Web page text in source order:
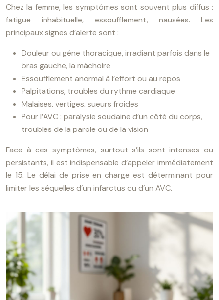
Chez la femme, les symptômes sont souvent plus diffus :
fatigue inhabituelle, essoufflement, nausées. Les
principaux signes d’alerte sont :
Douleur ou gêne thoracique, irradiant parfois dans le
bras gauche, la mâchoire
Essoufflement anormal à l’effort ou au repos
Palpitations, troubles du rythme cardiaque
Malaises, vertiges, sueurs froides
Pour l’AVC : paralysie soudaine d’un côté du corps,
troubles de la parole ou de la vision
Face à ces symptômes, surtout s’ils sont intenses ou
persistants, il est indispensable d’appeler immédiatement
le 15. Le délai de prise en charge est déterminant pour
limiter les séquelles d’un infarctus ou d’un AVC.